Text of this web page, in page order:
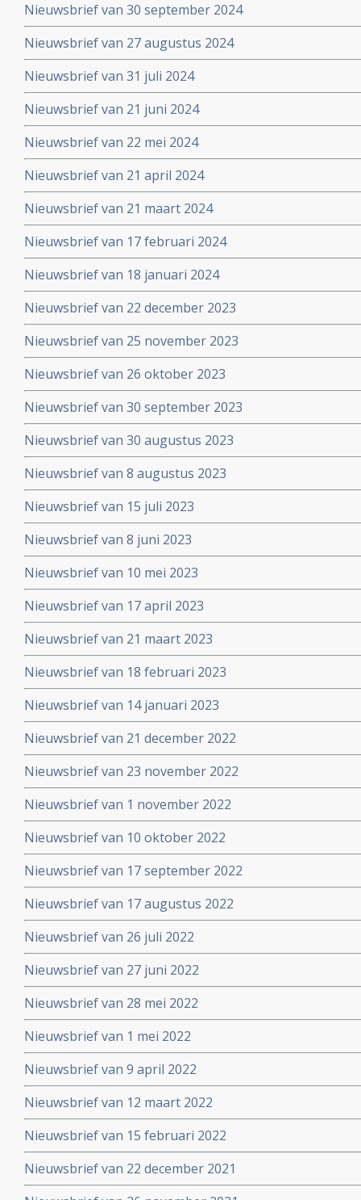
Nieuwsbrief van 30 september 2024
Nieuwsbrief van 27 augustus 2024
Nieuwsbrief van 31 juli 2024
Nieuwsbrief van 21 juni 2024
Nieuwsbrief van 22 mei 2024
Nieuwsbrief van 21 april 2024
Nieuwsbrief van 21 maart 2024
Nieuwsbrief van 17 februari 2024
Nieuwsbrief van 18 januari 2024
Nieuwsbrief van 22 december 2023
Nieuwsbrief van 25 november 2023
Nieuwsbrief van 26 oktober 2023
Nieuwsbrief van 30 september 2023
Nieuwsbrief van 30 augustus 2023
Nieuwsbrief van 8 augustus 2023
Nieuwsbrief van 15 juli 2023
Nieuwsbrief van 8 juni 2023
Nieuwsbrief van 10 mei 2023
Nieuwsbrief van 17 april 2023
Nieuwsbrief van 21 maart 2023
Nieuwsbrief van 18 februari 2023
Nieuwsbrief van 14 januari 2023
Nieuwsbrief van 21 december 2022
Nieuwsbrief van 23 november 2022
Nieuwsbrief van 1 november 2022
Nieuwsbrief van 10 oktober 2022
Nieuwsbrief van 17 september 2022
Nieuwsbrief van 17 augustus 2022
Nieuwsbrief van 26 juli 2022
Nieuwsbrief van 27 juni 2022
Nieuwsbrief van 28 mei 2022
Nieuwsbrief van 1 mei 2022
Nieuwsbrief van 9 april 2022
Nieuwsbrief van 12 maart 2022
Nieuwsbrief van 15 februari 2022
Nieuwsbrief van 22 december 2021